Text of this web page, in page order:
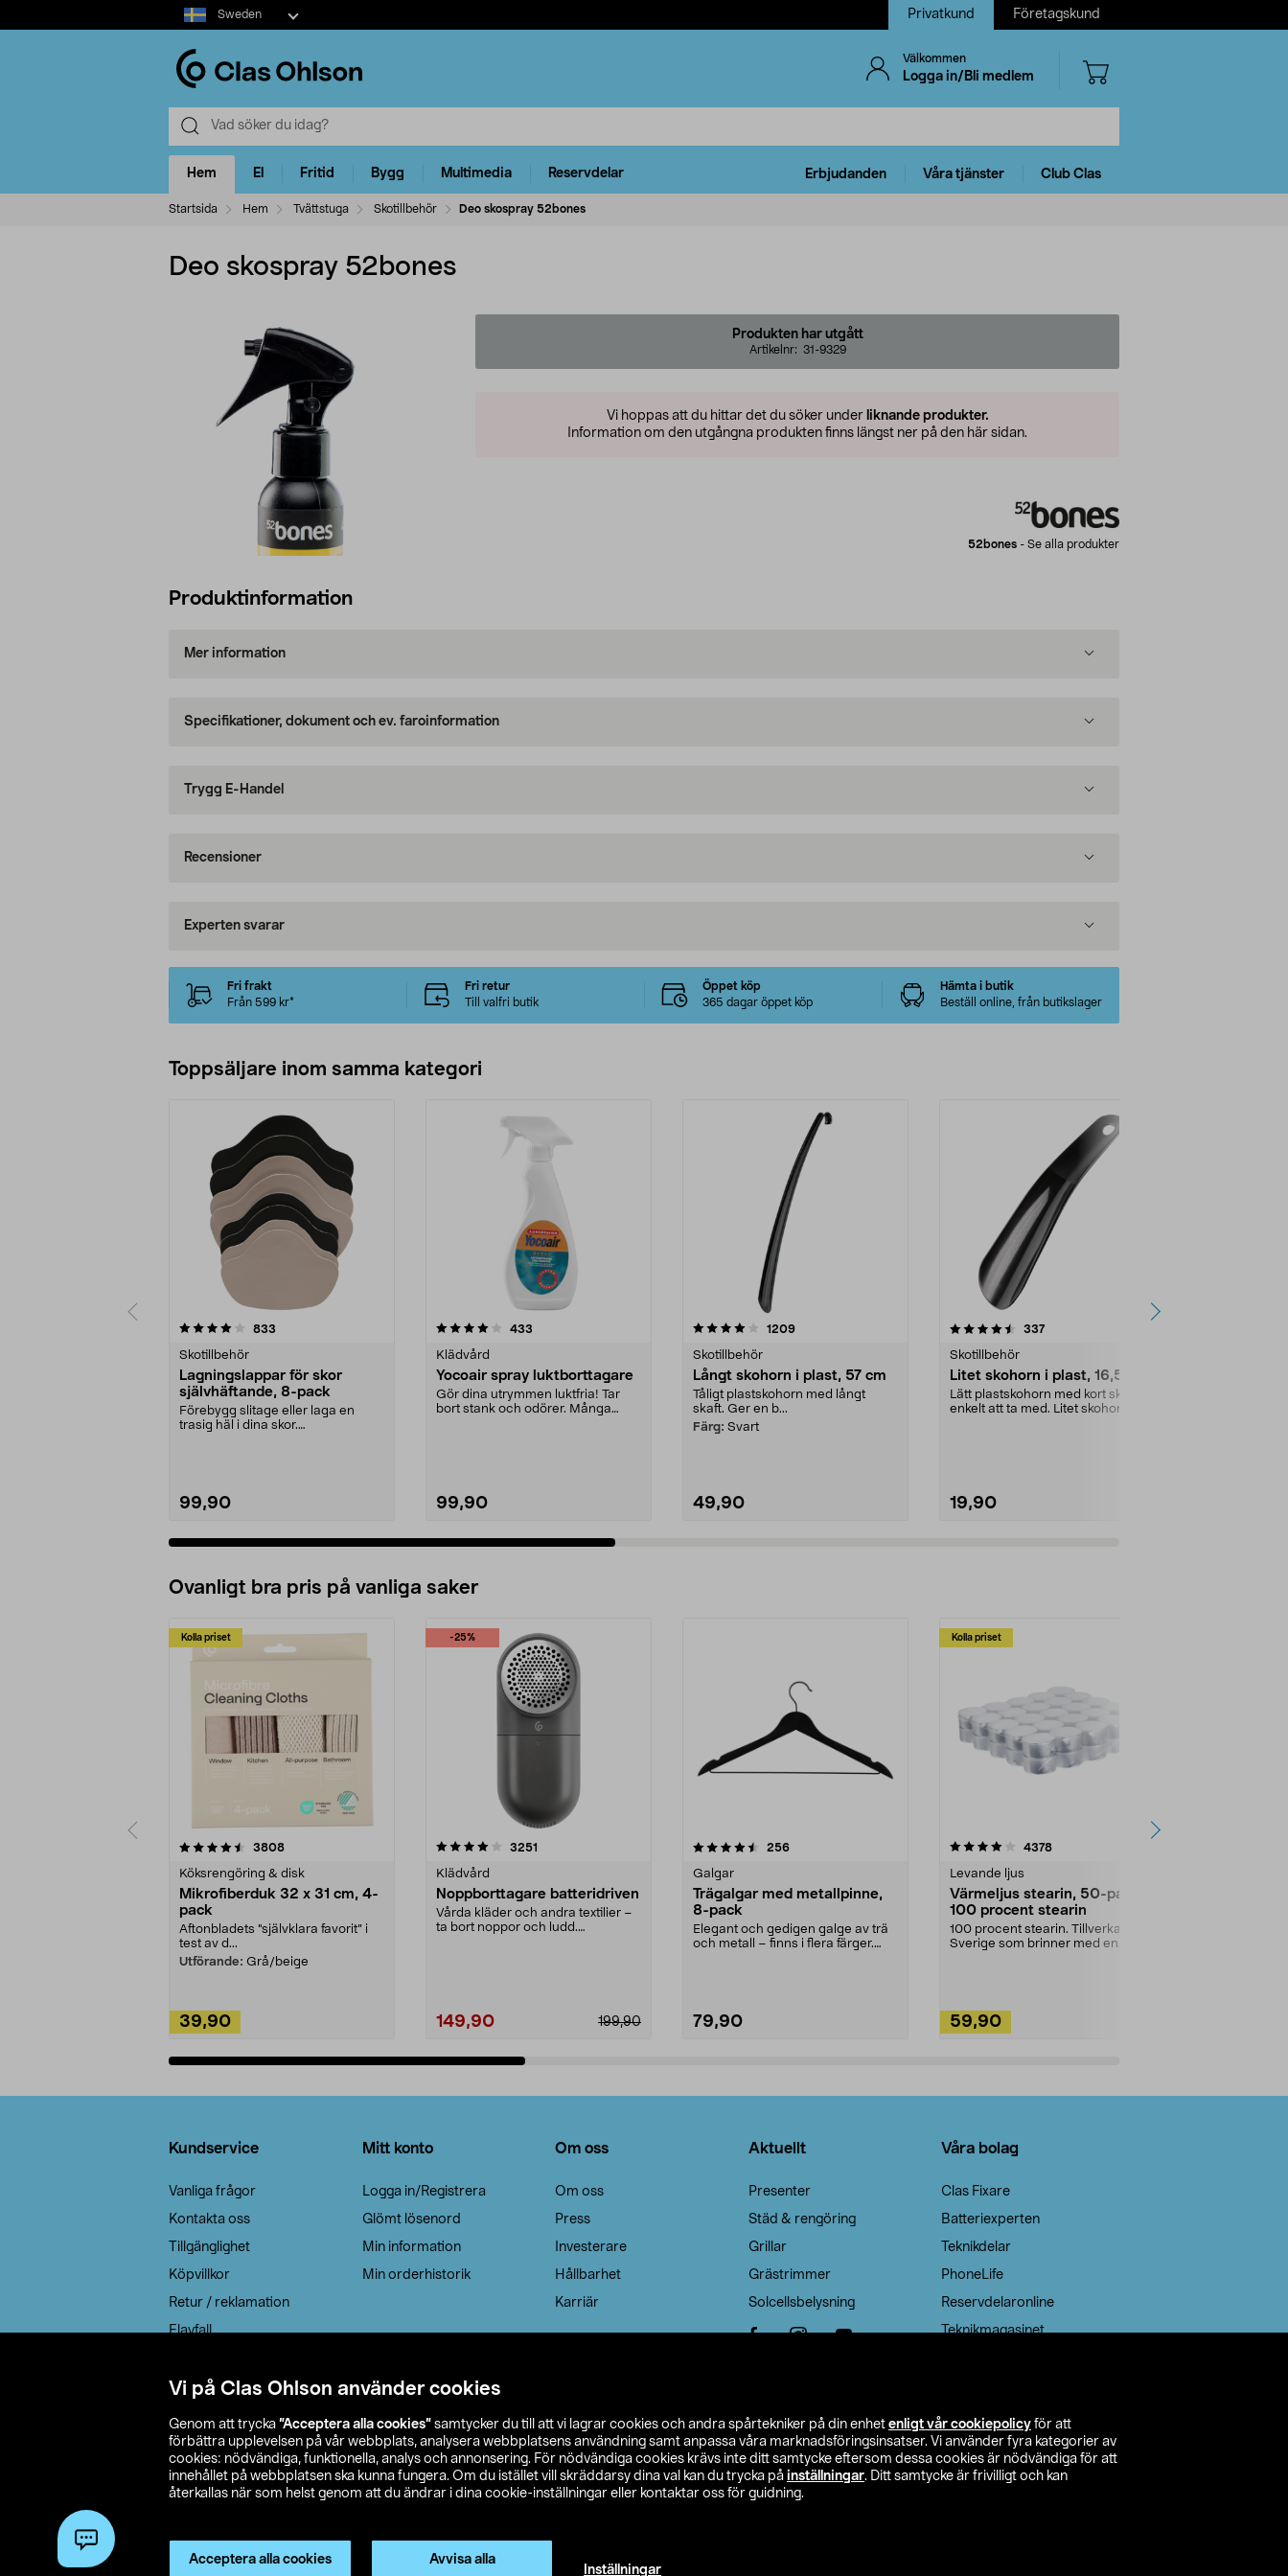
Vi på Clas Ohlson använder cookies
Genom att trycka ”Acceptera alla cookies” samtycker du till att vi lagrar cookies och andra spårtekniker på din enhet enligt vår cookiepolicy för att
förbättra upplevelsen på vår webbplats, analysera webbplatsens användning samt anpassa våra marknadsföringsinsatser. Vi använder fyra kategorier av
cookies: nödvändiga, funktionella, analys och annonsering. För nödvändiga cookies krävs inte ditt samtycke eftersom dessa cookies är nödvändiga för att
innehållet på webbplatsen ska kunna fungera. Om du istället vill skräddarsy dina val kan du trycka på inställningar. Ditt samtycke är frivilligt och kan
återkallas när som helst genom att du ändrar i dina cookie-inställningar eller kontaktar oss för guidning.
Acceptera alla cookies Avvisa alla
Inställningar
Select
market
Sweden Privatkund Företagskund
Välkommen
Logga in/Bli medlem
Hem El Fritid Bygg Multimedia Reservdelar Erbjudanden Våra tjänster Club Clas
Startsida Hem Tvättstuga Skotillbehör Deo skospray 52bones
Deo skospray 52bones
Produkten har utgått
Artikelnr: 31-9329
Vi hoppas att du hittar det du söker under liknande produkter.
Information om den utgångna produkten finns längst ner på den här sidan.
52bones - Se alla produkter
Produktinformation
Mer information
Specifikationer, dokument och ev. faroinformation
Trygg E-Handel
Recensioner
Experten svarar
Fri frakt
Från 599 kr*
Fri retur
Till valfri butik
Öppet köp
365 dagar öppet köp
Hämta i butik
Beställ online, från butikslager
Toppsäljare inom samma kategori
833
Skotillbehör
Lagningslappar för skor
självhäftande, 8-pack
Förebygg slitage eller laga en
trasig häl i dina skor.
99,90
4.0 av 5 stjärnor 433
Klädvård
Yocoair spray luktborttagare
Gör dina utrymmen luktfria! Tar
bort stank och odörer. Många
99,90
4.0 av 5 stjärnor 1209recensioner
Skotillbehör
Långt skohorn i plast, 57 cm
Tåligt plastskohorn med långt
skaft. Ger en b...
Färg: Svart
49,90
4.5 av 5 stjärnor 337recensioner
Skotillbehör
Litet skohorn i plast, 16,5 cm
Lätt plastskohorn med kort skaft –
enkelt att ta med. Litet skohorn i
19,90
4.0 av 5 stjärnor
Ovanligt bra pris på vanliga saker
Kolla priset
3808recensioner
Köksrengöring & disk
Mikrofiberduk 32 x 31 cm, 4-
pack
Aftonbladets "självklara favorit” i
test av d...
Utförande: Grå/beige
39,90
-25%
4.0av 5 stjärnor 3251
Klädvård
Noppborttagare batteridriven
Vårda kläder och andra textilier –
ta bort noppor och ludd.
199,90
149,90
4.5av 5 stjärnor 256recensioner
Galgar
Trägalgar med metallpinne,
8-pack
Elegant och gedigen galge av trä
och metall – finns i flera färger.
79,90
Kolla priset
4.0av 5 stjärnor 4378recensioner
Levande ljus
Värmeljus stearin, 50-pack,
100 procent stearin
100 procent stearin. Tillverkade i
Sverige som brinner med en
59,90
4.5av 5 stjärnor
Kundservice
Vanliga frågor
Kontakta oss
Tillgänglighet
Köpvillkor
Retur / reklamation
Elavfall
Leveransalternativ
Mitt konto
Logga in/Registrera
Glömt lösenord
Min information
Min orderhistorik
Om oss
Om oss
Press
Investerare
Hållbarhet
Karriär
Aktuellt
Presenter
Städ & rengöring
Grillar
Grästrimmer
Solcellsbelysning
Våra bolag
Clas Fixare
Batteriexperten
Teknikdelar
PhoneLife
Reservdelaronline
Teknikmagasinet